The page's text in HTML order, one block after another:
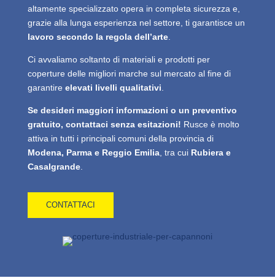
altamente specializzato opera in completa sicurezza e,
grazie alla lunga esperienza nel settore, ti garantisce un
lavoro secondo la regola dell’arte.
Ci avvaliamo soltanto di materiali e prodotti per
coperture delle migliori marche sul mercato al fine di
garantire elevati livelli qualitativi
Se desideri maggiori informazioni o un preventivo
gratuito, contattaci senza esitazioni! Rusce è molto
attiva in tutti i principali comuni della provincia di
Modena, Parma e Reggio Emilia, tra cui Rubiera e
Casalgrande.
CONTATTACI